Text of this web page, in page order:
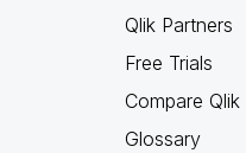
Qlik Partners
Free Trials
Compare Qlik
Glossary